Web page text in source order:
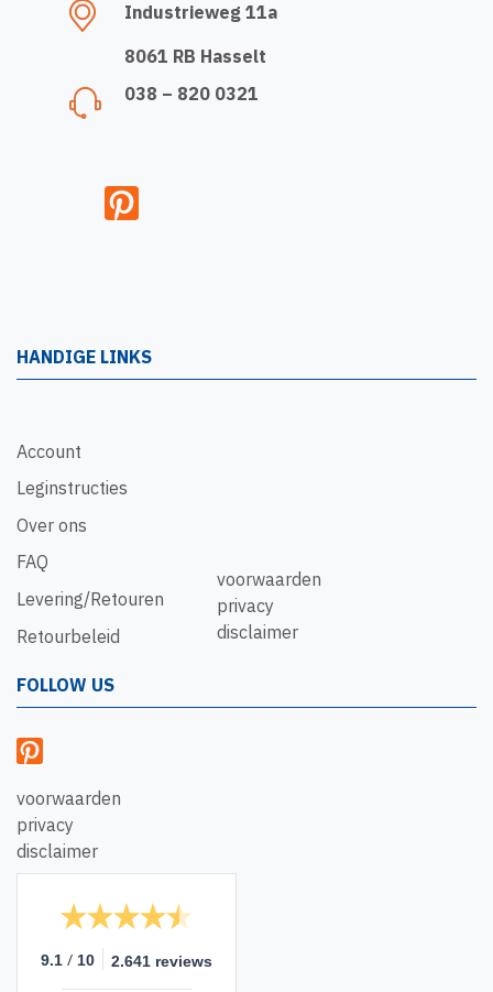
Industrieweg 11a
8061 RB Hasselt
038 – 820 0321
HANDIGE LINKS
Account
Leginstructies
Over ons
FAQ
Levering/Retouren
Retourbeleid
voorwaarden
privacy
disclaimer
FOLLOW US
voorwaarden
privacy
disclaimer
9.1 / 10 2.641 reviews